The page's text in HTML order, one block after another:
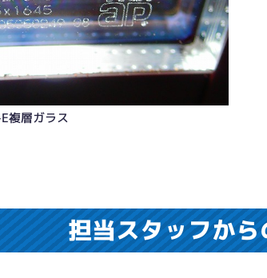
複層ガラス
担当スタッフか